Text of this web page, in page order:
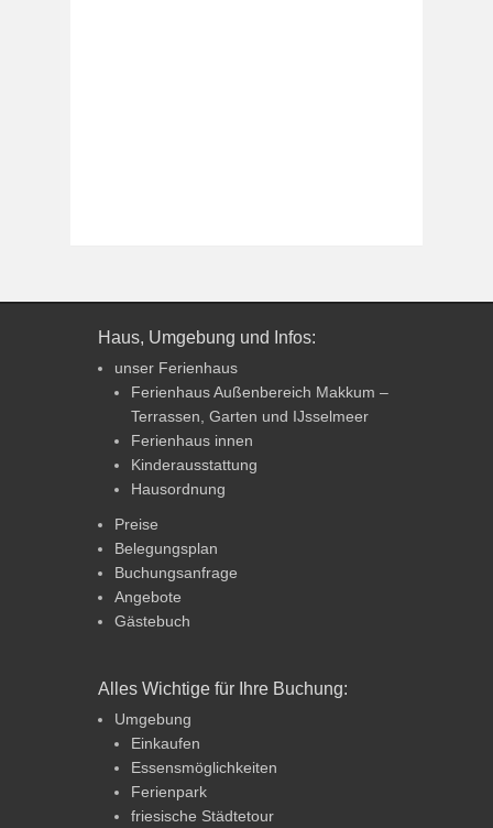
Haus, Umgebung und Infos:
unser Ferienhaus
Ferienhaus Außenbereich Makkum –
Terrassen, Garten und IJsselmeer
Ferienhaus innen
Kinderausstattung
Hausordnung
Preise
Belegungsplan
Buchungsanfrage
Angebote
Gästebuch
Alles Wichtige für Ihre Buchung:
Umgebung
Einkaufen
Essensmöglichkeiten
Ferienpark
friesische Städtetour